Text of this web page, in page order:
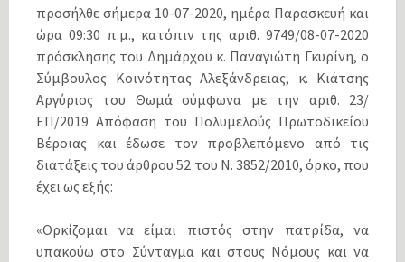
προσήλθε σήμερα 10-07-2020, ημέρα Παρασκευή και
ώρα 09:30 π.μ., κατόπιν της αριθ. 9749/08-07-2020
πρόσκλησης του Δημάρχου κ. Παναγιώτη Γκυρίνη, ο
Σύμβουλος Κοινότητας Αλεξάνδρειας, κ. Κιάτσης
Αργύριος του Θωμά σύμφωνα με την αριθ. 23/
ΕΠ/2019 Απόφαση του Πολυμελούς Πρωτοδικείου
Βέροιας και έδωσε τον προβλεπόμενο από τις
διατάξεις του άρθρου 52 του Ν. 3852/2010, όρκο, που
έχει ως εξής:
«Ορκίζομαι να είμαι πιστός στην πατρίδα, να
υπακούω στο Σύνταγμα και στους Νόμους και να